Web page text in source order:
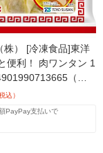
株） [冷凍食品]東洋
便利！ 肉ワンタン 1
（直
込）
PayPay支払いで